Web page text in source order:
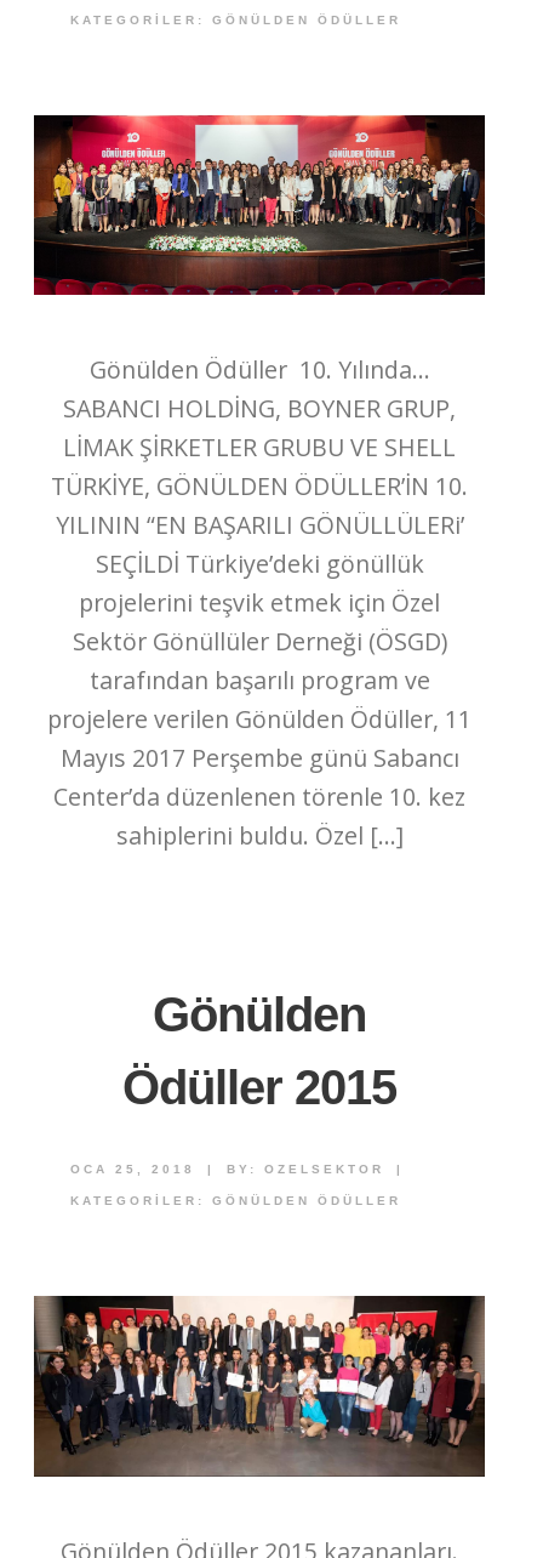
KATEGORILER: GÖNÜLDEN ÖDÜLLER
Gönülden Ödüller 10. Yılında…
SABANCI HOLDİNG, BOYNER GRUP,
LİMAK ŞİRKETLER GRUBU VE SHELL
TÜRKİYE, GÖNÜLDEN ÖDÜLLER’İN 10.
YILININ “EN BAŞARILI GÖNÜLLÜLERi’
SEÇİLDİ Türkiye’deki gönüllük
projelerini teşvik etmek için Özel
Sektör Gönüllüler Derneği (ÖSGD)
tarafından başarılı program ve
projelere verilen Gönülden Ödüller, 11
Mayıs 2017 Perşembe günü Sabancı
Center’da düzenlenen törenle 10. kez
sahiplerini buldu. Özel […]
Gönülden
Ödüller 2015
OCA 25, 2018 | BY: OZELSEKTOR |
KATEGORILER: GÖNÜLDEN ÖDÜLLER